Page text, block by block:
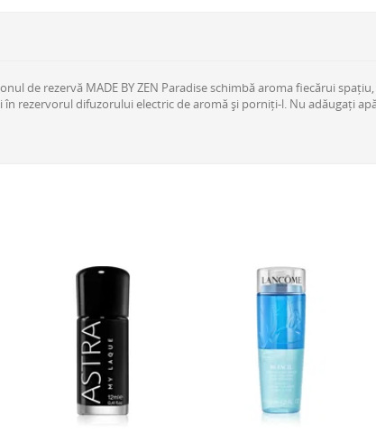
de rezervă MADE BY ZEN Paradise schimbă aroma fiecărui
rezervorul difuzorului electric de aromă și porniți-l. Nu adăugați